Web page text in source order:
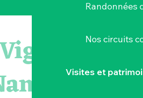
Randonnées
Nos circuits
Visites et
et théâtre par la Compagnie Jusqu'à
oubliés d'Italie » Thomas Jorion
états
« Veduta, les palais oubliés d'Italie »
6e édition